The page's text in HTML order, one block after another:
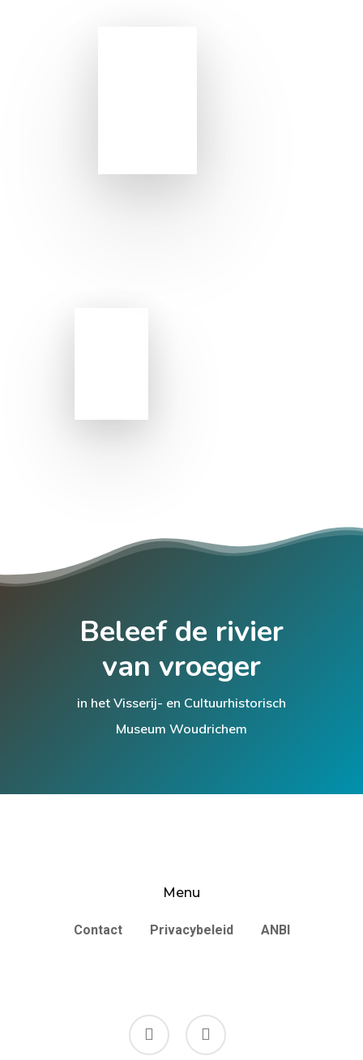
Beleef de rivier
van vroeger
in het Visserij- en Cultuurhistorisch
Museum Woudrichem
Menu
Contact Privacybeleid ANBI
facebook instagram